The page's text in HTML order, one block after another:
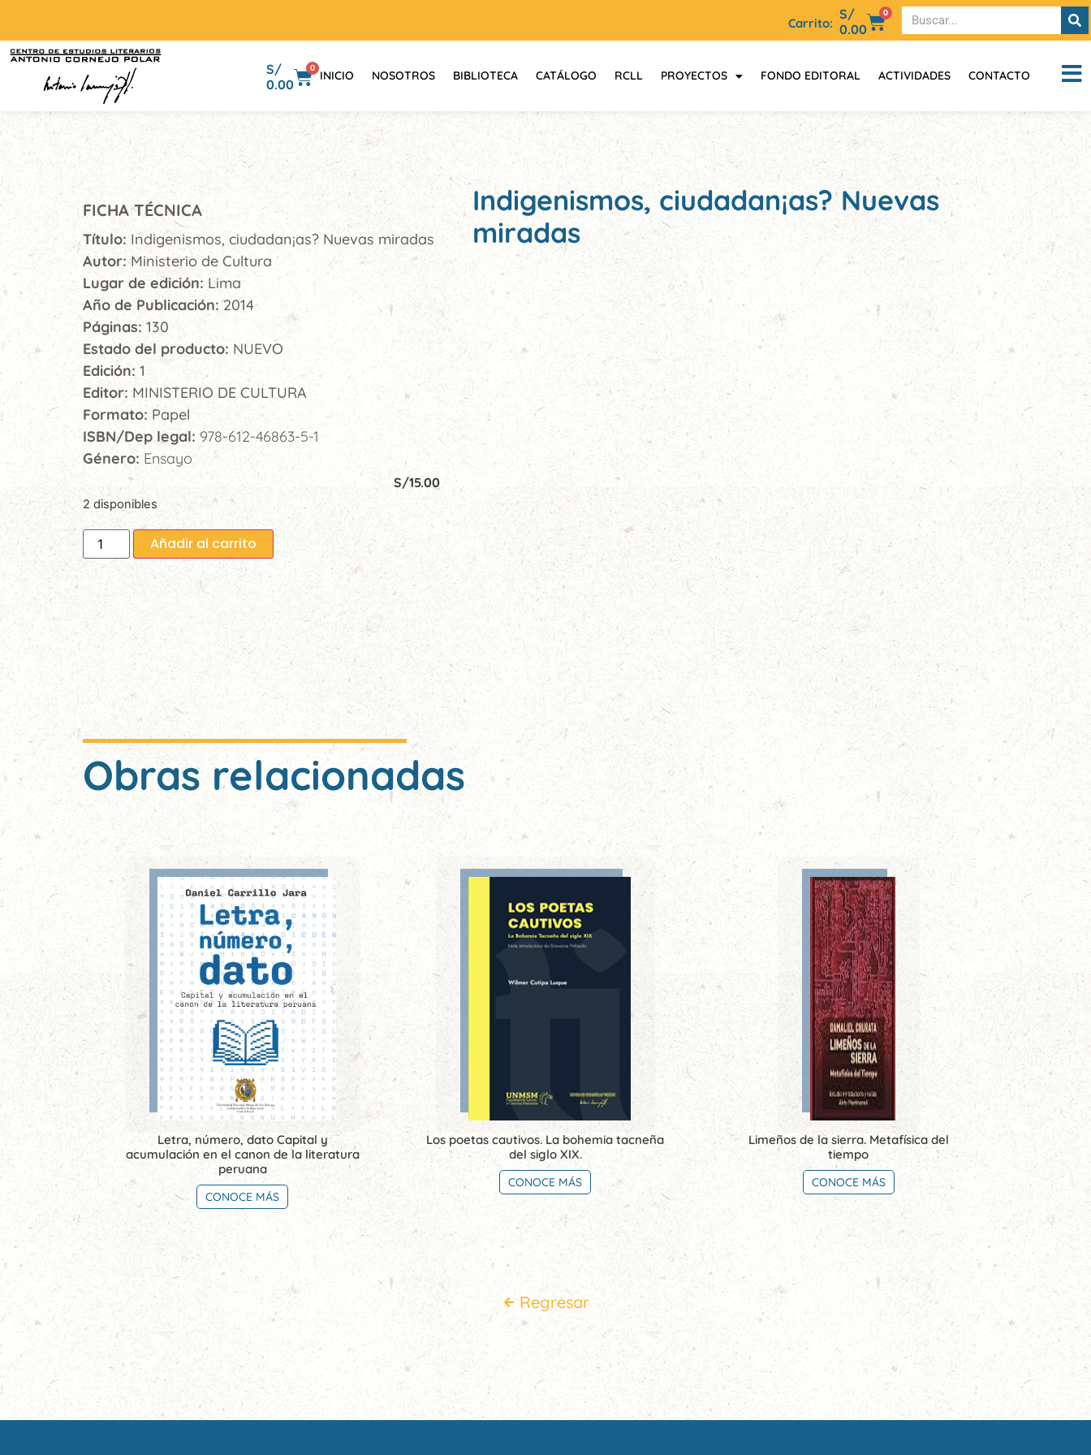
Carrito:
S/
0.00
0
S/
0.00
0
INICIO NOSOTROS BIBLIOTECA CATÁLOGO RCLL PROYECTOS FONDO EDITORAL ACTIVIDADES CONTACTO
FICHA TÉCNICA
Título: Indigenismos, ciudadan¡as? Nuevas miradas
Autor:Ministerio de Cultura
Lugar de edición: Lima
Año de Publicación:2014
Páginas: 130
Estado del producto: NUEVO
Edición: 1
Editor:MINISTERIO DE CULTURA
Formato: Papel
ISBN/Dep legal:978-612-46863-5-1
Género: Ensayo
S/15.00
2 disponibles
Añadir al carrito
Indigenismos, ciudadan¡as? Nuevas
miradas
Obras relacionadas
Letra, número, dato Capital y
acumulación en el canon de la literatura
peruana
CONOCE MÁS
Los poetas cautivos. La bohemia tacneña
del siglo XIX.
CONOCE MÁS
Limeños de la sierra. Metafísica del
tiempo
CONOCE MÁS
Regresar